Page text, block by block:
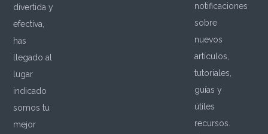
divertida y
efectiva,
has
llegado al
lugar
indicado
somos tu
mejor
notificaciones
sobre
nuevos
artículos,
tutoriales,
guías y
útiles
recursos.